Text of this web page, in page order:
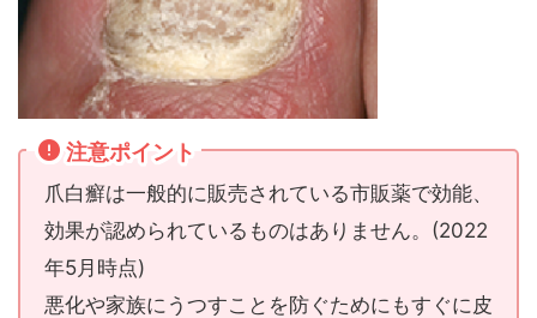
注意ポイント
爪白癬は一般的に販売されている市販薬で効能、
効果が認められているものはありません。(2022
年5月時点)
悪化や家族にうつすことを防ぐためにもすぐに皮